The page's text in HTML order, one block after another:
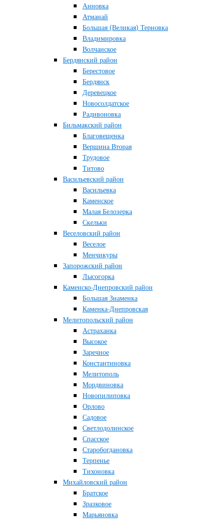
Анновка
Атманай
Большая (Великая) Терновка
Владимировка
Волчанское
Бердянский район
Берестовое
Бердянск
Деревецкое
Новосолдатское
Радивоновка
Бильмакский район
Благовещенка
Вершина Вторая
Трудовое
Титово
Васильевский район
Васильевка
Каменское
Малая Белозерка
Скельки
Веселовский район
Веселое
Менчикуры
Запорожский район
Лысогорка
Каменско-Днепровский район
Большая Знаменка
Каменка-Днепровская
Мелитопольский район
Астраханка
Высокое
Заречное
Константиновка
Мелитополь
Мордвиновка
Новопилиповка
Орлово
Садовое
Светлодолинское
Спасское
Старобогдановка
Терпенье
Тихоновка
Михайловский район
Братское
Зразковое
Марьяновка